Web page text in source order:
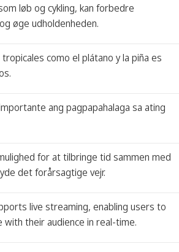
løb og cykling, kan forbedre
øge udholdenheden.
como el plátano y la piña es
ang pagpapahalaga sa ating
for at tilbringe tid sammen med
det forårsagtige vejr.
live streaming, enabling users to
with their audience in real-time.